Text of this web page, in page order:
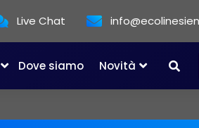
Live Chat
Dove siamo Novità